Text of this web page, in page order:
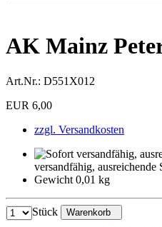
AK Mainz
Art.Nr.: D551X012
EUR 6,00
zzgl. Versandkosten
versandfähig, ausreichende
Gewicht 0,01 kg
Stück Warenkorb